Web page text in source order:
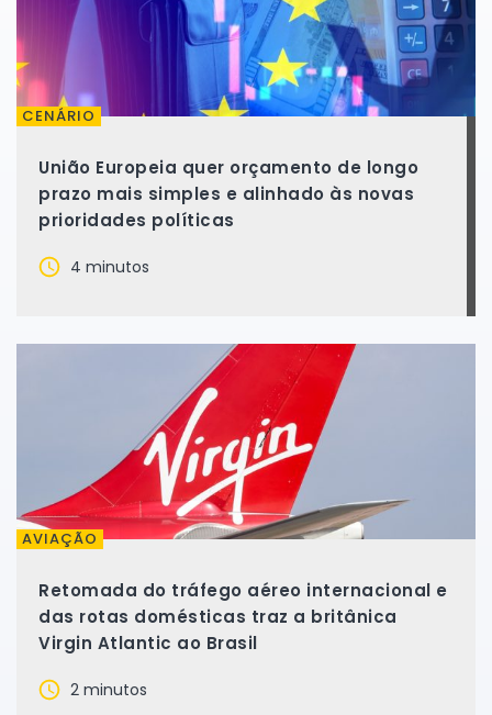
CENÁRIO
União Europeia quer orçamento de longo
prazo mais simples e alinhado às novas
prioridades políticas
4 minutos
AVIAÇÃO
Retomada do tráfego aéreo internacional e
das rotas domésticas traz a britânica
Virgin Atlantic ao Brasil
2 minutos